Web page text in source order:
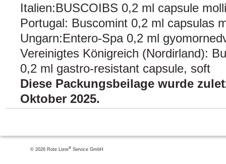
Italien:BUSCOIBS 0,2 ml capsule
Portugal: Buscomint 0,2 ml capsulas
Ungarn:Entero-Spa 0,2 ml
Vereinigtes Königreich (Nordirland):
0,2 ml gastro-resistant capsule, soft
Diese Packungsbeilage wurde
Oktober 2025.
© 2026 Rote Liste® Service GmbH